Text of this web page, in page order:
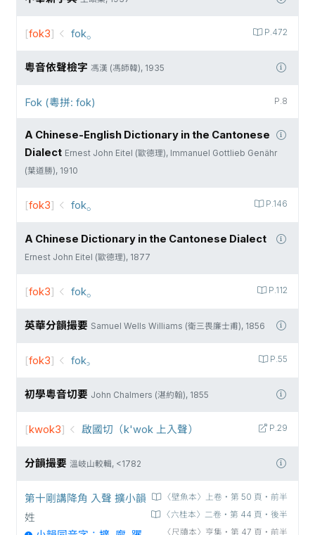
P.472
[fok3] fok⸰
粵音依聲檢字 馮漢 (馮師韓), 1935
P.8
Fok (粵拼: fok)
A Chinese-English Dictionary in the Cantonese
Dialect Ernest John Eitel (歐德理), Immanuel Gottlieb Genähr
(葉道勝), 1910
P.146
[fok3] fok⸰
A Chinese Dictionary in the Cantonese Dialect
Ernest John Eitel (歐德理), 1877
P.112
[fok3] fok⸰
英華分韻撮要 Samuel Wells Williams (衛三畏廉士甫), 1856
P.55
[fok3] fok꜆
初學粵音切要 John Chalmers (湛約翰), 1855
P.29
[kwok3] 啟國切（k'wok 上入聲）
分韻撮要 溫岐山較輯, <1782
〈壁魚本〉上卷‧第 50 頁‧前半
〈六桂本〉二卷‧第 44 頁‧後半
〈尺牘本〉亨集‧第 47 頁‧前半
第十剛講降角 入聲 擴小韻
姓